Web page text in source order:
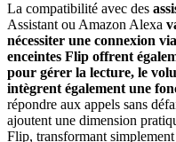
La compatibilité avec des
Assistant ou Amazon Alexa
nécessiter une connexion
enceintes Flip offrent
pour gérer la lecture, le
intègrent également une
répondre aux appels sans
ajoutent une dimension
Flip, transformant